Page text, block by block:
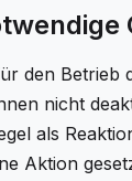
den Betrieb
nicht
als
Aktion